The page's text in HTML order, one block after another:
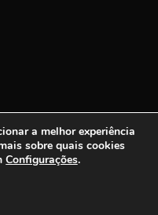
a melhor experiência
sobre quais cookies
Configurações.